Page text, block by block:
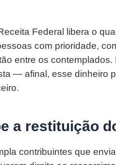
Federal libera o
com prioridade,
entre os
— afinal, esse dinheiro
a restituição
contribuintes que